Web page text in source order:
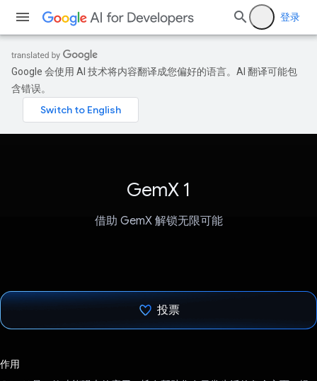
登录
Google 会使用 AI 技术将内容翻译成您偏好的语言。AI 翻译可能包
含错误。
GemX 1
借助 GemX 解锁无限可能
投票
作用